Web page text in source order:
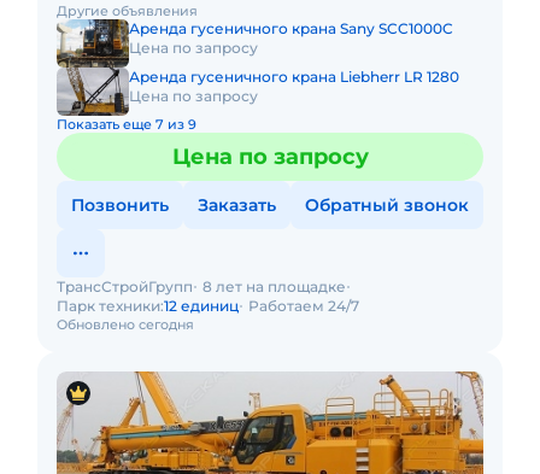
кран SCC250
Другие объявления
Аренда гусеничного крана Sany SCC1000C
Цена по запросу
Аренда гусеничного крана Liebherr LR 1280
Цена по запросу
Показать еще 7 из 9
Цена по запросу
Позвонить Заказать Обратный звонок
Обновлено сегодня
ТрансСтройГрупп 8 лет на площадке
Парк техники:12 единиц Работаем 24/7